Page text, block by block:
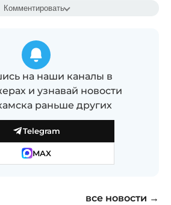
Комментировать
на наши каналы в
и узнавай новости
раньше других
Telegram
MAX
все новости →